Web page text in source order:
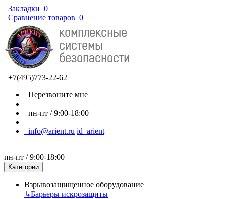
Закладки 0
Сравнение товаров 0
+7(495)773-22-62
Перезвоните мне
пн-пт / 9:00-18:00
info@arient.ru id_arient
пн-пт / 9:00-18:00
Категории
Взрывозащищенное оборудование
↳Барьеры искрозащиты